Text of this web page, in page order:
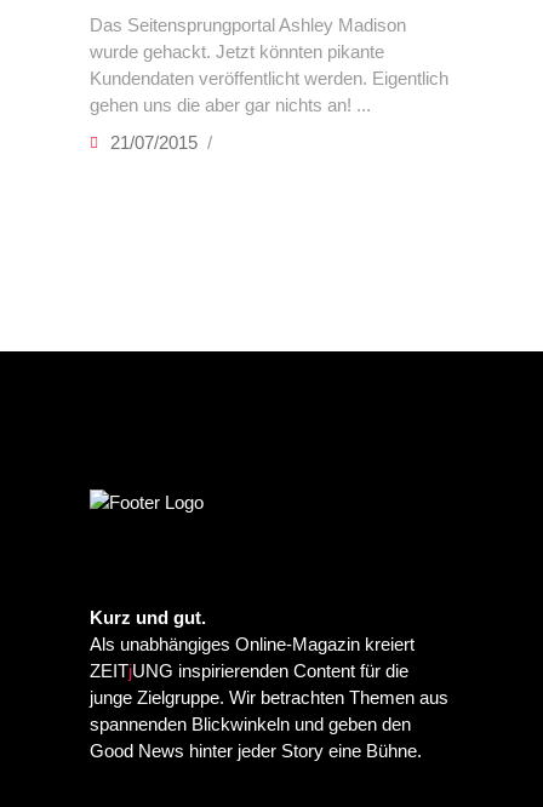
Das Seitensprungportal Ashley Madison
wurde gehackt. Jetzt könnten pikante
Kundendaten veröffentlicht werden. Eigentlich
gehen uns die aber gar nichts an!
21/07/2015
Kurz und gut.
Als unabhängiges Online-Magazin kreiert
ZEITjUNG inspirierenden Content für die
junge Zielgruppe. Wir betrachten Themen aus
spannenden Blickwinkeln und geben den
Good News hinter jeder Story eine Bühne.